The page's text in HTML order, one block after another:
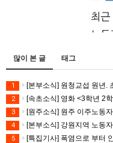
많이 본 글 태그
1 [본부소식] 원청교섭 원년.
2 [속초소식] 영화 <3학년 2
3 [원주소식] 원주 이주노동
4 [본부소식] 강원지역 노동
5 [특집기사] 폭염으로 부터